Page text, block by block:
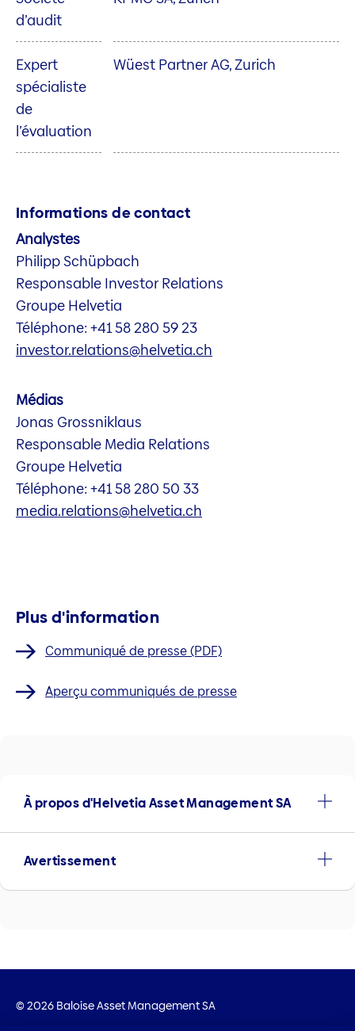
d’audit
Expert
spécialiste
de
l’évaluation
Wüest Partner AG, Zurich
Informations de contact
Analystes
Philipp Schüpbach
Responsable Investor Relations
Groupe Helvetia
Téléphone: +41 58 280 59 23
investor.relations@helvetia.ch
Médias
Jonas Grossniklaus
Responsable Media Relations
Groupe Helvetia
Téléphone: +41 58 280 50 33
media.relations@helvetia.ch
Plus d'information
Communiqué de presse (PDF)
Aperçu communiqués de presse
À propos d'Helvetia Asset Management SA
Avertissement
© 2026 Baloise Asset Management SA